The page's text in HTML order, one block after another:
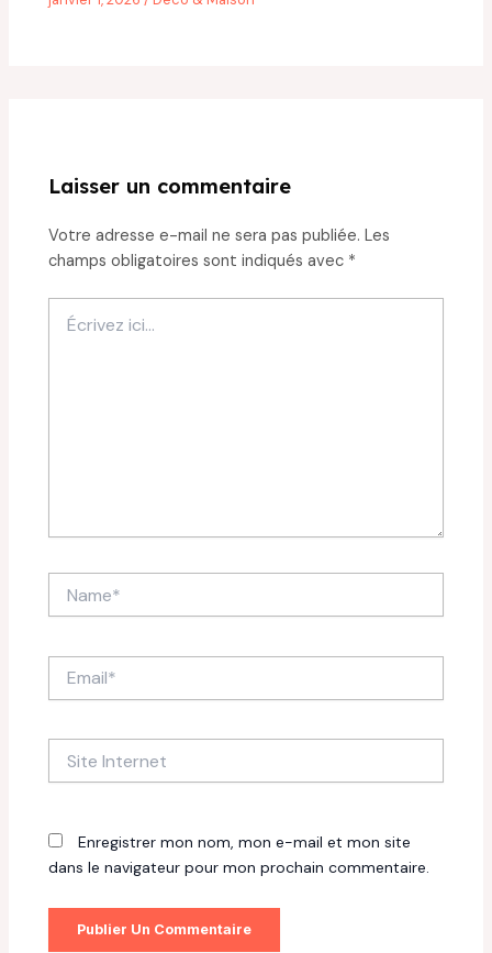
Laisser un commentaire
Votre adresse e-mail ne sera pas publiée. Les
champs obligatoires sont indiqués avec *
ici…
Internet
Enregistrer mon nom, mon e-mail et mon site
dans le navigateur pour mon prochain commentaire.